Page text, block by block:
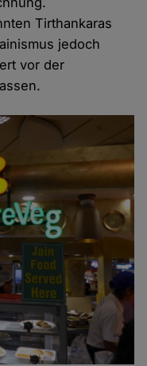
Tirthankaras
jedoch
vor der